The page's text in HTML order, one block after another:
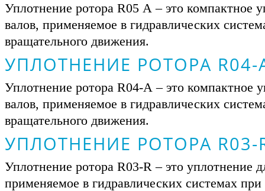
Уплотнение ротора R05 А – это компактное
валов, применяемое в гидравлических
вращательного движения.
УПЛОТНЕНИЕ РОТОРА R04-
Уплотнение ротора R04-А – это компактное
валов, применяемое в гидравлических
вращательного движения.
УПЛОТНЕНИЕ РОТОРА R03-
Уплотнение ротора R03-R – это уплотнение
применяемое в гидравлических системах